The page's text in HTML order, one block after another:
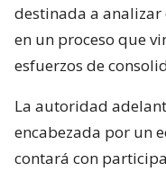
destinada a analizar
en un proceso que
esfuerzos de
La autoridad
encabezada por un
contará con